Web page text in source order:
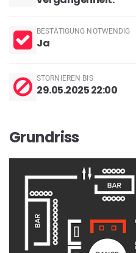
BESTÄTIGUNG NOTWENDIG
Ja
STORNIEREN BIS
29.05.2025 22:00
Grundriss